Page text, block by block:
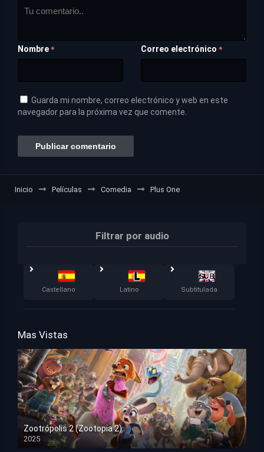
Nombre * Correo electrónico *
Guarda mi nombre, correo electrónico y web en este
navegador para la próxima vez que comente.
Inicio Películas Comedia Plus One
Filtrar por audio
Castellano Latino Subtitulada
Mas Vistas
Zootrópolis 2 (Zootopia 2)
2025
HD 1080p